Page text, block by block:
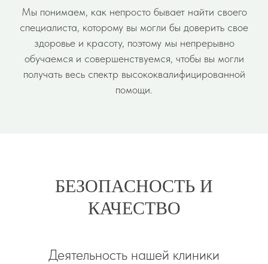
Мы понимаем, как непросто бывает найти своего
специалиста, которому вы могли бы доверить свое
здоровье и красоту, поэтому мы непрерывно
обучаемся и совершенствуемся, чтобы вы могли
получать весь спектр высококвалифицированной
помощи.
БЕЗОПАСНОСТЬ И
КАЧЕСТВО
Деятельность нашей клиники